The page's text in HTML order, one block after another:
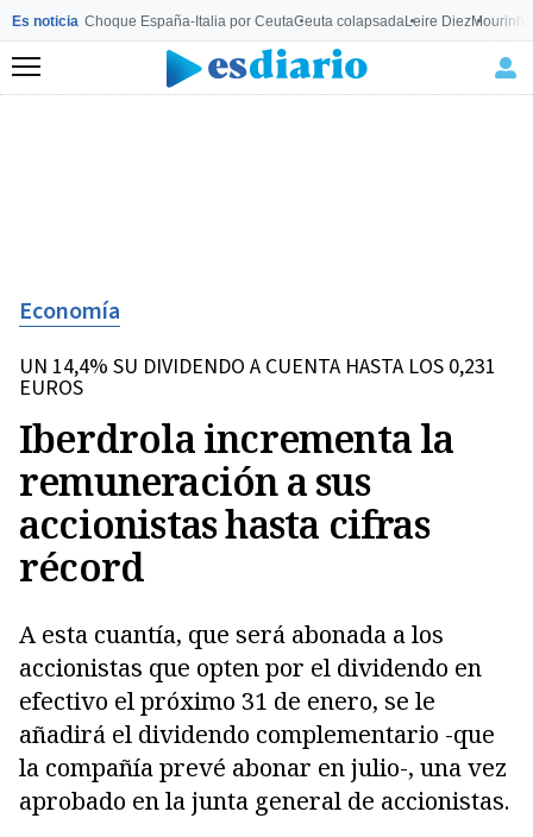
Es noticia Choque España-Italia por CeutaCeuta colapsadaLeire Diez
Menú
Economía
UN 14,4% SU DIVIDENDO A CUENTA HASTA LOS 0,231
EUROS
Iberdrola incrementa la
remuneración a sus
accionistas hasta cifras
récord
A esta cuantía, que será abonada a los
accionistas que opten por el dividendo en
efectivo el próximo 31 de enero, se le
añadirá el dividendo complementario -que
la compañía prevé abonar en julio-, una vez
aprobado en la junta general de accionistas.